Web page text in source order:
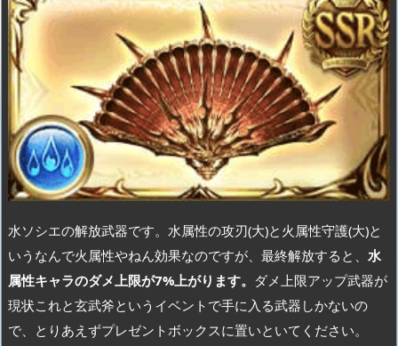
水ソシエの解放武器です。水属性の攻刃(大)と火属性守護(大)と
いうなんで火属性やねん効果なのですが、最終解放すると、 水
属性キャラのダメ上限が7%上がります。 ダメ上限アップ武器が
現状これと玄武斧というイベントで手に入る武器しかないの
で、とりあえずプレゼントボックスに置いといてください。